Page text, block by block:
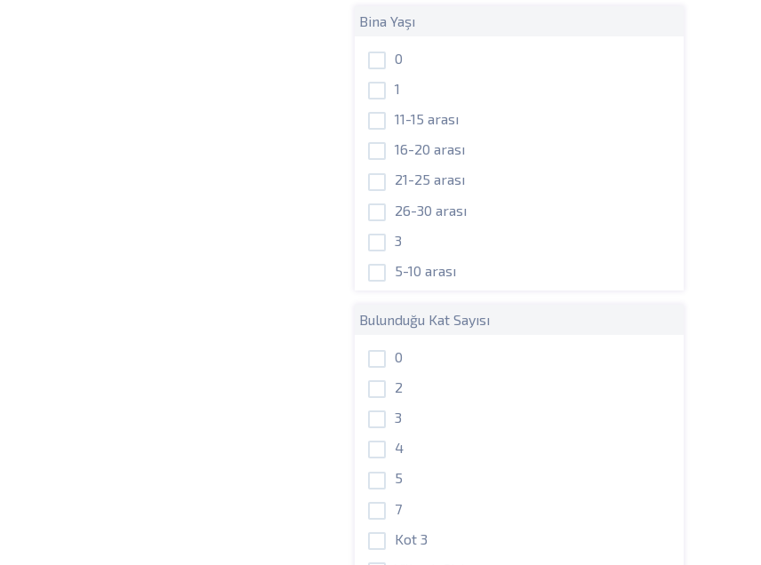
Bina Yaşı
0
1
11-15 arası
16-20 arası
21-25 arası
26-30 arası
3
5-10 arası
Bulunduğu Kat Sayısı
0
2
3
4
5
7
Kot 3